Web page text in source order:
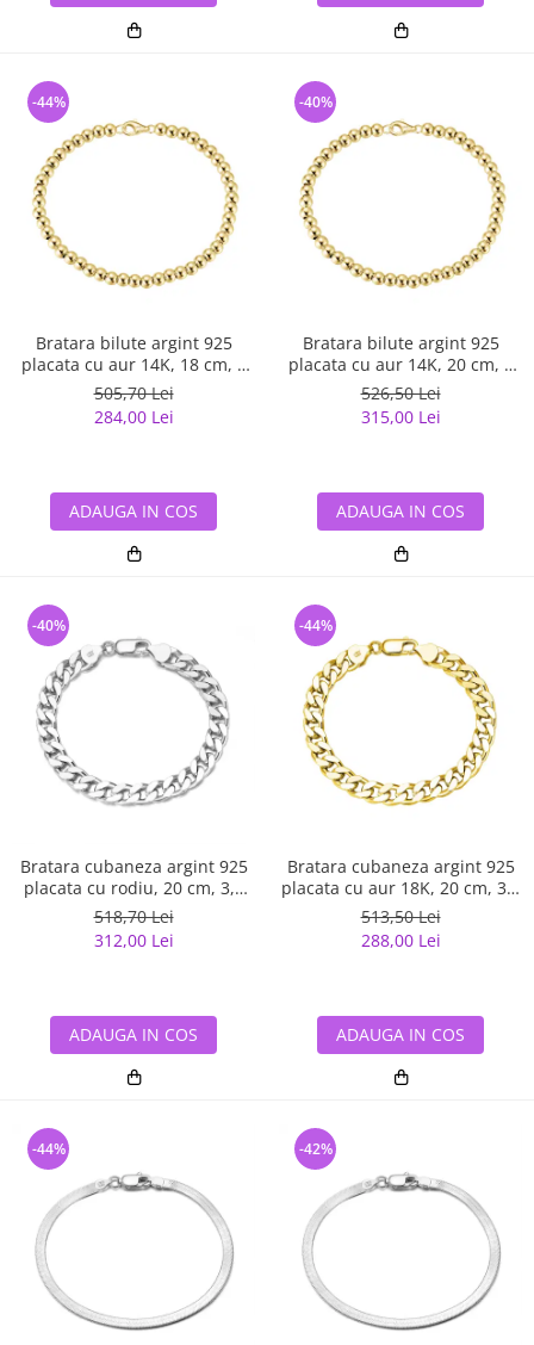
Bratara bilute argint 925
placata cu aur 14K, 18 cm, 4
mm, UNISEX
505,70 Lei
284,00 Lei
-44%
ADAUGA IN COS
Bratara bilute argint 925
placata cu aur 14K, 20 cm, 4
mm, UNISEX
526,50 Lei
315,00 Lei
-40%
ADAUGA IN COS
Bratara cubaneza argint 925
placata cu rodiu, 20 cm, 3,6
mm, UNISEX
518,70 Lei
312,00 Lei
-40%
ADAUGA IN COS
Bratara cubaneza argint 925
placata cu aur 18K, 20 cm, 3,6
mm, UNISEX
513,50 Lei
288,00 Lei
-44%
ADAUGA IN COS
-44% -42%